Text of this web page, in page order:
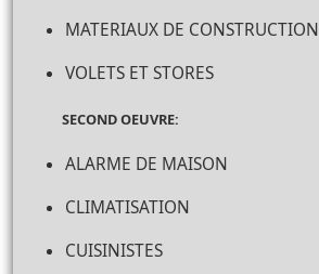
MATERIAUX DE CONSTRUCTION
VOLETS ET STORES
SECOND OEUVRE:
ALARME DE MAISON
CLIMATISATION
CUISINISTES